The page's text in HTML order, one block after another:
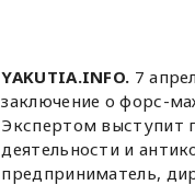
YAKUTIA.INFO. 7
заключение о форс-
Экспертом выступит
деятельности и
предприниматель,